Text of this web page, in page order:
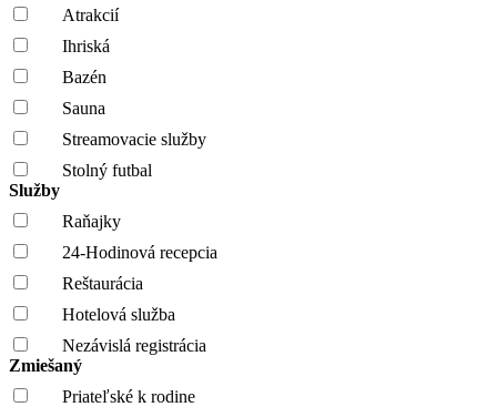
Atrakcií
Ihriská
Bazén
Sauna
Streamovacie služby
Stolný futbal
Služby
Raňajky
24-Hodinová recepcia
Reštaurácia
Hotelová služba
Nezávislá registrácia
Zmiešaný
Priateľské k rodine